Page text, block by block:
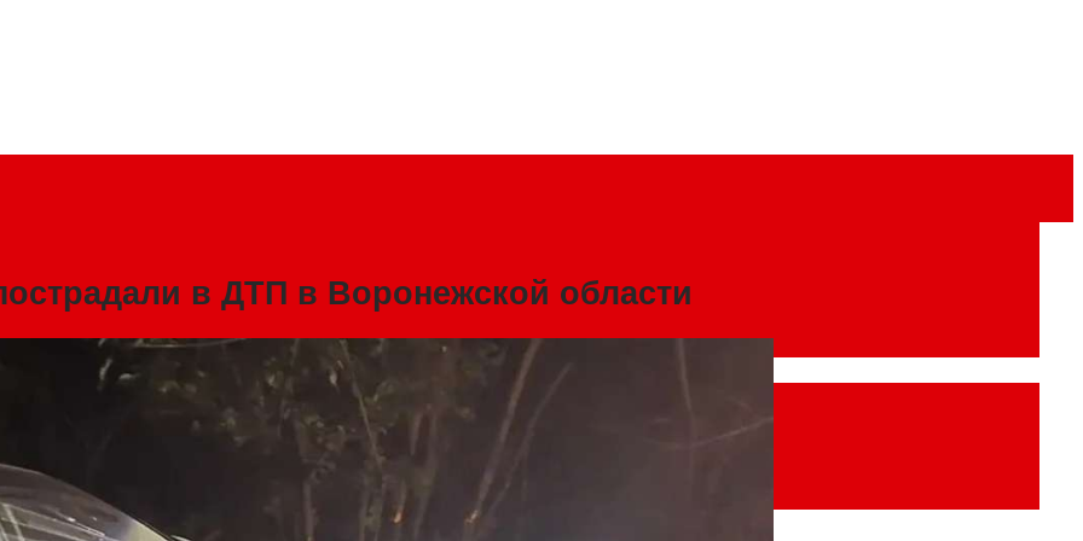
в ДТП в Воронежской области